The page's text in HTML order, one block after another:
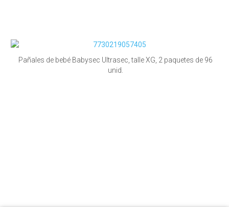
Pañales de bebé Babysec Ultrasec, talle XG, 2 paquetes de 96
unid.